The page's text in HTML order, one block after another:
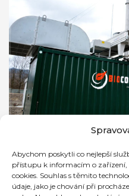
Abychom poskytli co nejlepší
přístupu k informacím o zařízení,
cookies. Souhlas s těmito
údaje, jako je chování při